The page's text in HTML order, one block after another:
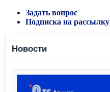
Задать вопрос
Подписка на рассылку
Новости